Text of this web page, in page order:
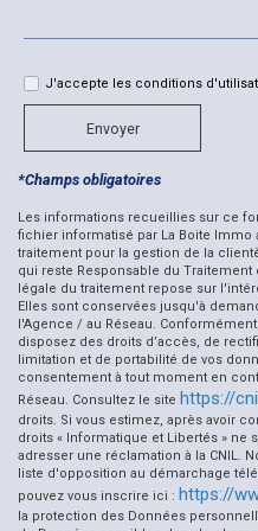
École maternelle
École primaire
Lycée
Bibliothèque
Bureau de poste
Mairie
Statistiques
Nombre d'habitants
Propriétaires (vs.
Taxe habitation
Taxe foncière
Habitants de moins de 25
J'accepte les conditions
Envoyer
*Champs obligatoires
Les informations recueillies sur ce
fichier informatisé par La Boite Immo
traitement pour la gestion de la
qui reste Responsable du
légale du traitement repose sur
Elles sont conservées jusqu'à
l'Agence / au Réseau.
disposez des droits d’accès, de
limitation et de portabilité de vos
consentement à tout moment en
Réseau. Consultez le site https://
droits. Si vous estimez, après avoir
droits « Informatique et Libertés » ne
adresser une réclamation à la CNIL.
liste d'opposition au démarchage
pouvez vous inscrire ici : https://
la protection des Données